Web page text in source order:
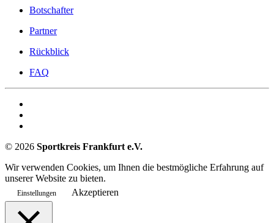
Botschafter
Partner
Rückblick
FAQ
© 2026 Sportkreis Frankfurt e.V.
Wir verwenden Cookies, um Ihnen die bestmögliche Erfahrung auf
unserer Website zu bieten.
Einstellungen Akzeptieren